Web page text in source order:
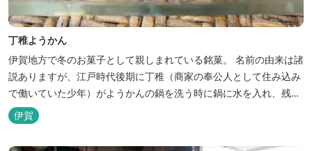
丁稚ようかん
伊賀地方で冬のお菓子として親しまれている銘菓。 名前の由来は諸
説ありますが、江戸時代後期に丁稚（商家の奉公人として住み込み
で働いていた少年）がようかんの鍋を洗う時に鍋に水を入れ、残っ
たようかんと混ぜるとようかんが水を含んで、現在の”丁稚ようか
んのもと”のようなものが出来あがりました。それを丁稚が好んで
食べたことから「丁稚ようかん」と呼ばれるようになったと云われ
伊賀